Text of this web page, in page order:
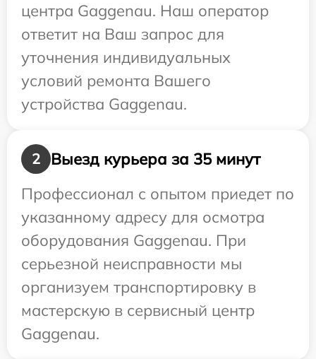
центра Gaggenau. Наш оператор
ответит на Ваш запрос для
уточнения индивидуальных
условий ремонта Вашего
устройства Gaggenau.
2
Выезд курьера за 35 минут
Профессионал с опытом приедет по
указанному адресу для осмотра
оборудования Gaggenau. При
серьезной неисправности мы
организуем транспортировку в
мастерскую в сервисный центр
Gaggenau.